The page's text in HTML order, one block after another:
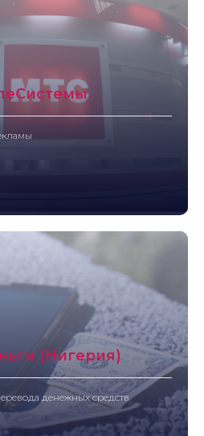
(Нигерия)
денежных средств